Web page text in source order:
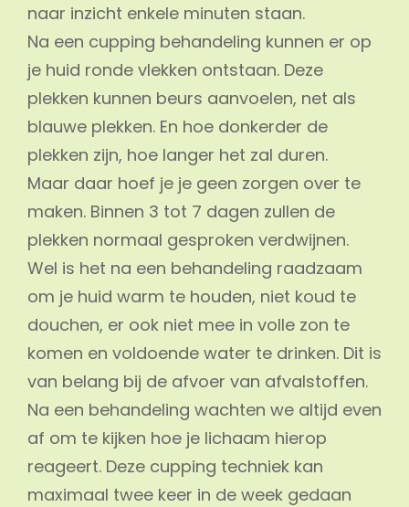
naar inzicht enkele minuten staan.
Na een cupping behandeling kunnen er op
je huid ronde vlekken ontstaan. Deze
plekken kunnen beurs aanvoelen, net als
blauwe plekken. En hoe donkerder de
plekken zijn, hoe langer het zal duren.
Maar daar hoef je je geen zorgen over te
maken. Binnen 3 tot 7 dagen zullen de
plekken normaal gesproken verdwijnen.
Wel is het na een behandeling raadzaam
om je huid warm te houden, niet koud te
douchen, er ook niet mee in volle zon te
komen en voldoende water te drinken. Dit is
van belang bij de afvoer van afvalstoffen.
Na een behandeling wachten we altijd even
af om te kijken hoe je lichaam hierop
reageert. Deze cupping techniek kan
maximaal twee keer in de week gedaan